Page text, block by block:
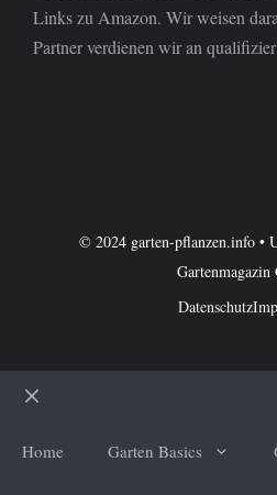
Links zu Amazon. Wir weisen
Partner verdienen wir an
© 2024 garten-pflanzen.info •
Gartenmagazin
Datenschutz
Home Garten Basics